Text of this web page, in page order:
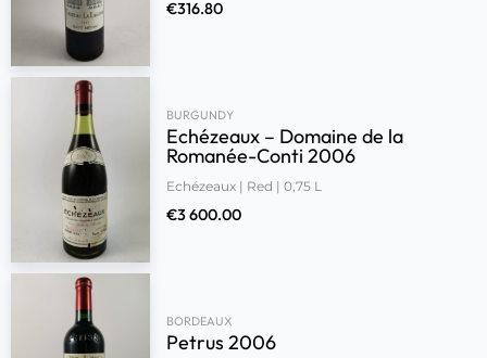
€316.80
BURGUNDY
Echézeaux – Domaine de la
Romanée-Conti 2006
Echézeaux | Red | 0,75 L
€3 600.00
BORDEAUX
Petrus 2006